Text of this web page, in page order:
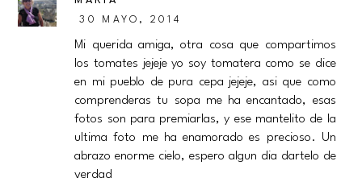
30 MAYO, 2014
Mi querida amiga, otra cosa que compartimos
los tomates jejeje yo soy tomatera como se dice
en mi pueblo de pura cepa jejeje, asi que como
comprenderas tu sopa me ha encantado, esas
fotos son para premiarlas, y ese mantelito de la
ultima foto me ha enamorado es precioso. Un
abrazo enorme cielo, espero algun dia dartelo de
verdad